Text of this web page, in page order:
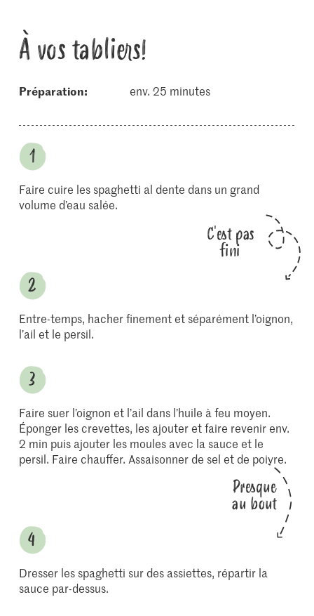
À vos tabliers!
Préparation: env. 25 minutes
Faire cuire les spaghetti al dente dans un grand
volume d’eau salée.
C'est pas
fini
Entre-temps, hacher finement et séparément l’oignon,
l’ail et le persil.
Faire suer l’oignon et l’ail dans l’huile à feu moyen.
Éponger les crevettes, les ajouter et faire revenir env.
2 min puis ajouter les moules avec la sauce et le
persil. Faire chauffer. Assaisonner de sel et de poivre.
Presque
au bout
Dresser les spaghetti sur des assiettes, répartir la
sauce par-dessus.